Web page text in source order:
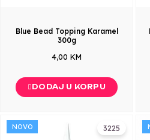
Blue Bead Topping Karamel
300g
4,00 KM
DODAJ U KORPU
3225
NOVO